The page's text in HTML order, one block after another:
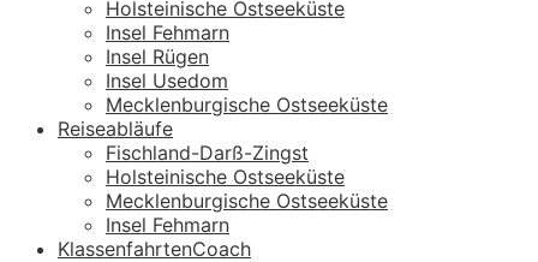
Holsteinische Ostseeküste
Insel Fehmarn
Insel Rügen
Insel Usedom
Mecklenburgische Ostseeküste
Reiseabläufe
Fischland-Darß-Zingst
Holsteinische Ostseeküste
Mecklenburgische Ostseeküste
Insel Fehmarn
KlassenfahrtenCoach